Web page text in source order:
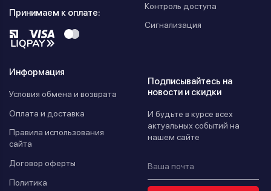
Принимаем к оплате:
Контроль доступа
Сигнализация
Информация
Условия обмена и возврата
Оплата и доставка
Правила использования
сайта
Договор оферты
Политика
Подписывайтесь на
новости и скидки
И будьте в курсе всех
актуальных событий на
нашем сайте